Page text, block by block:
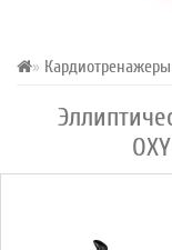
Кардиотренажеры